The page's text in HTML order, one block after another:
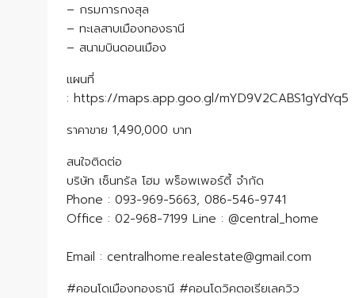
– กรมการกงสุล
– ทะเลสาบเมืองทองธานี
– สนามบินดอนเมือง
แผนที่
: https://maps.app.goo.gl/mYD9V2CABS1gYdYq5
ราคาขาย 1,490,000 บาท
สนใจติดต่อ
บริษัท เซ็นทรัล โฮม พร็อพเพอร์ตี้ จำกัด
Phone : 093-969-5663, 086-546-9741
Office : 02-968-7199 Line : @central_home
​​​​​​​Email : centralhome.realestate@gmail.com
#คอนโดเมืองทองธานี #คอนโดวิคตอเรียเลควิว